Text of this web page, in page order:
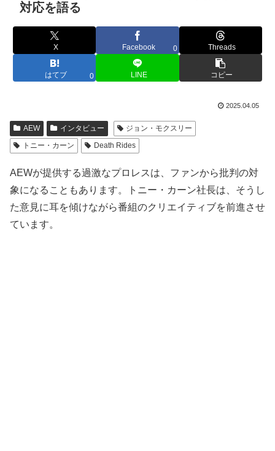
対応を語る
X Facebook 0 Threads
はてブ 0 LINE コピー
2025.04.05
AEW インタビュー
ジョン・モクスリー
トニー・カーン
Death Rides
AEWが提供する過激なプロレスは、ファンから批判の対
象になることもあります。トニー・カーン社長は、そうし
た意見に耳を傾けながら番組のクリエイティブを前進させ
ています。